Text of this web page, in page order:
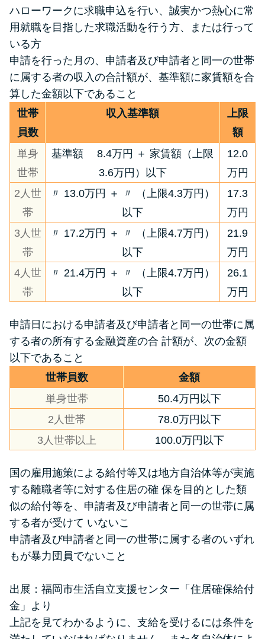
ハローワークに求職申込を行い、誠実かつ熱心に常
用就職を目指した求職活動を行う方、または行って
いる方
申請を行った月の、申請者及び申請者と同一の世帯
に属する者の収入の合計額が、基準額に家賃額を合
算した金額以下であること
世帯
員数
収入基準額
上限
額
単身
世帯
基準額 8.4万円 ＋ 家賃額（上限
3.6万円）以下
12.0
万円
2人世
帯
〃 13.0万円 ＋ 〃 （上限4.3万円）
以下
17.3
万円
3人世
帯
〃 17.2万円 ＋ 〃 （上限4.7万円）
以下
21.9
万円
4人世
帯
〃 21.4万円 ＋ 〃 （上限4.7万円）
以下
26.1
万円
申請日における申請者及び申請者と同一の世帯に属
する者の所有する金融資産の合 計額が、次の金額
以下であること
世帯員数
金額
単身世帯
50.4万円以下
2人世帯
78.0万円以下
3人世帯以上
100.0万円以下
国の雇用施策による給付等又は地方自治体等が実施
する離職者等に対する住居の確 保を目的とした類
似の給付等を、申請者及び申請者と同一の世帯に属
する者が受けて いないこ
申請者及び申請者と同一の世帯に属する者のいずれ
もが暴力団員でないこと
出展： 福岡市生活自立支援センター 「住居確保給付
金」より
上記を見てわかるように、支給を受けるには条件を